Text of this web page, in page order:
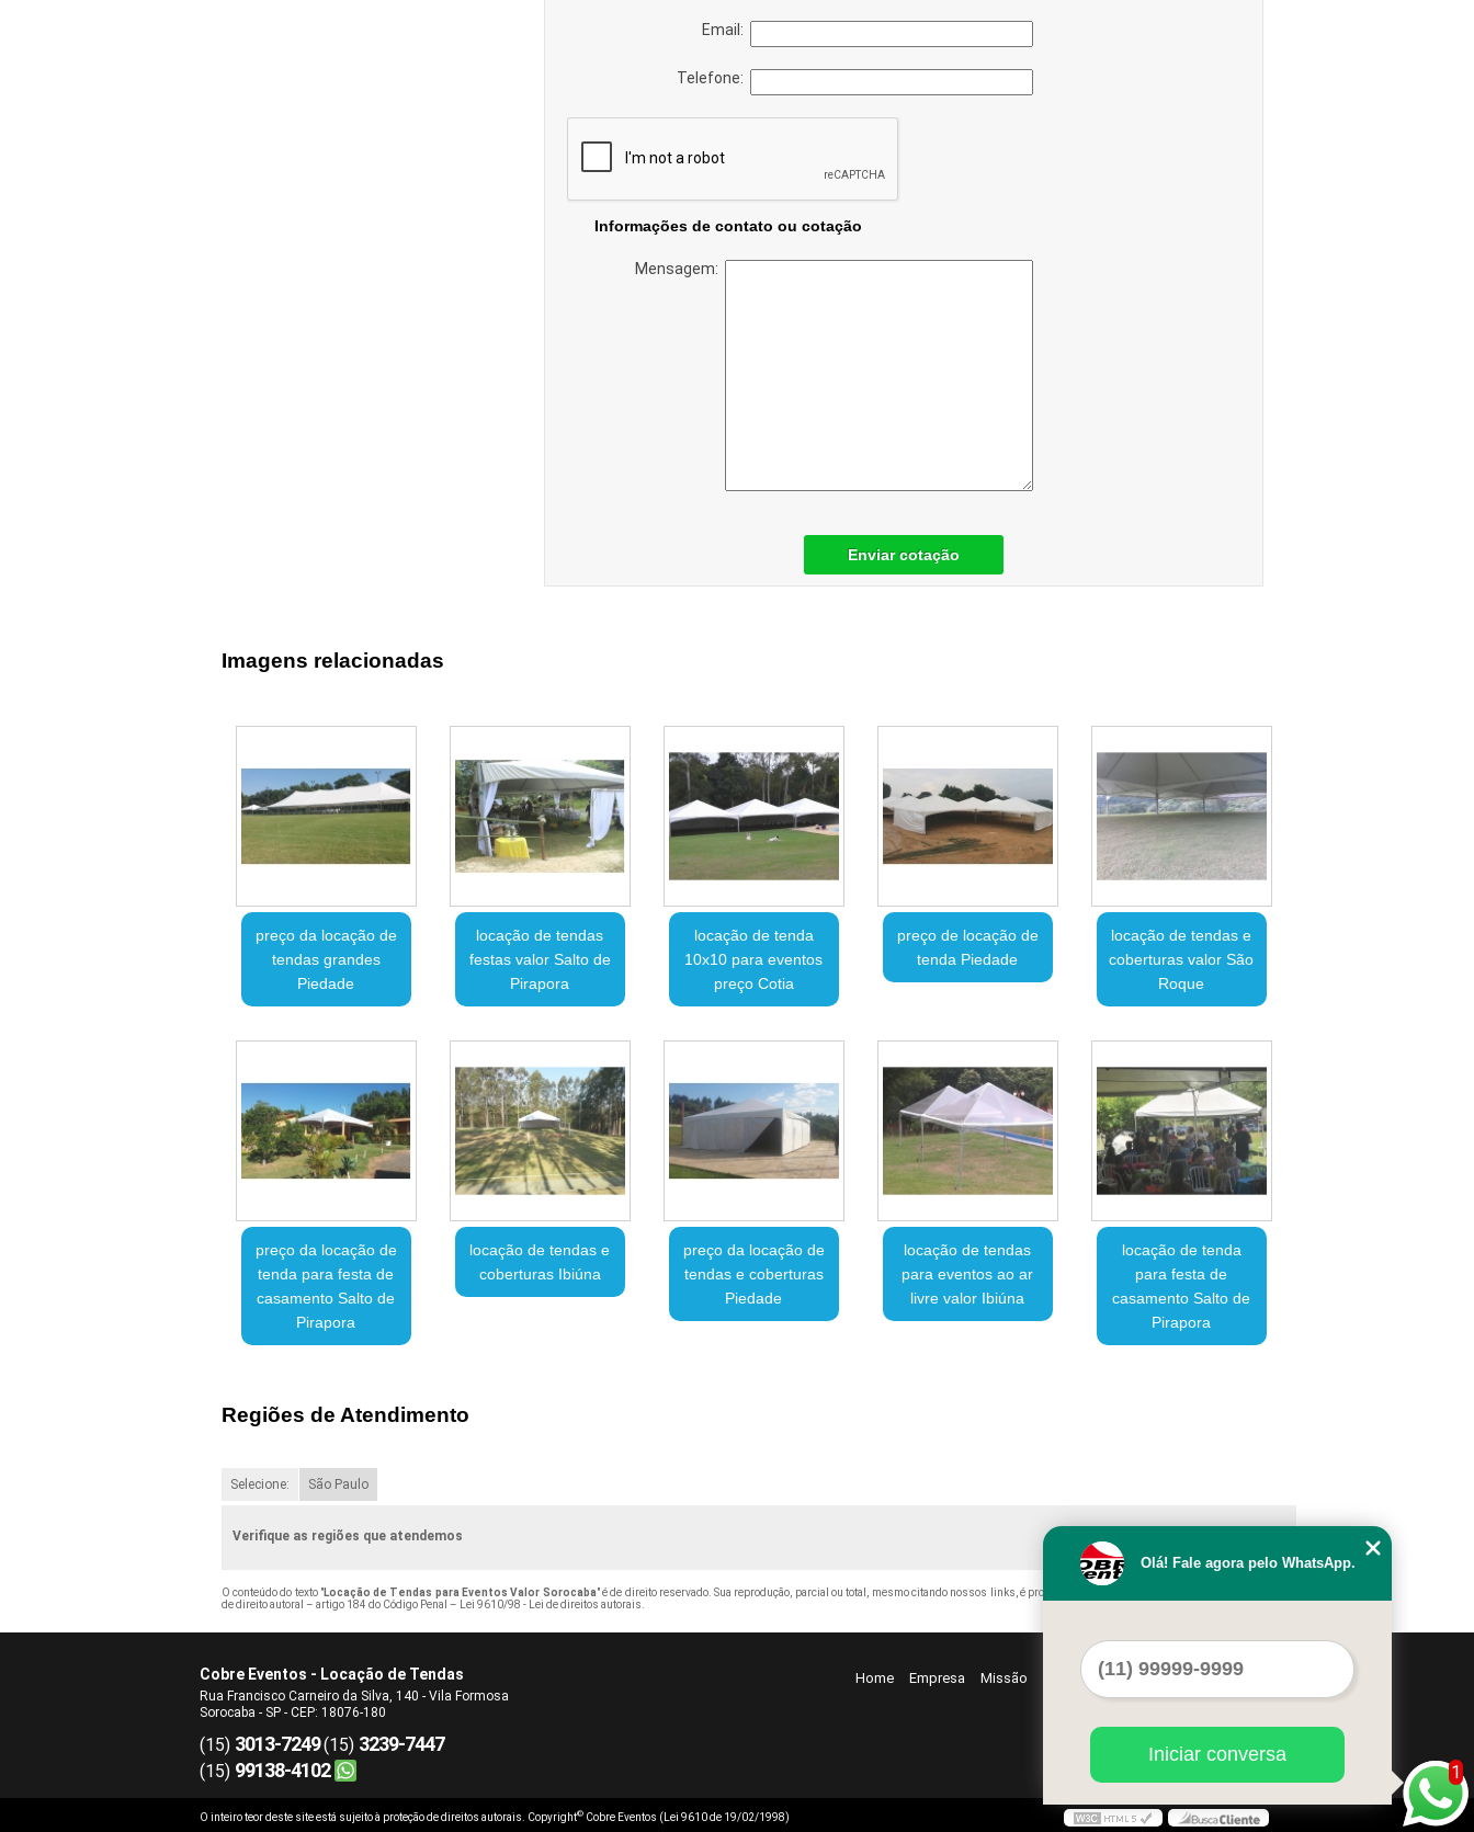
Email:
Telefone:
Informações de contato ou cotação
Mensagem:
Enviar cotação
Imagens relacionadas
preço da locação de
tendas grandes
Piedade
locação de tendas
festas valor Salto de
Pirapora
locação de tenda
10x10 para eventos
preço Cotia
preço de locação de
tenda Piedade
locação de tendas e
coberturas valor São
Roque
preço da locação de
tenda para festa de
casamento Salto de
Pirapora
locação de tendas e
coberturas Ibiúna
preço da locação de
tendas e coberturas
Piedade
locação de tendas
para eventos ao ar
livre valor Ibiúna
locação de tenda
para festa de
casamento Salto de
Pirapora
Regiões de Atendimento
Selecione: São Paulo
Verifique as regiões que atendemos
O conteúdo do texto "Locação de Tendas para Eventos Valor Sorocaba" é de direito reservado. Sua reprodução, parcial ou total, mesmo citando nossos links, é proibida sem a autorização do autor. Crime de violação
de direito autoral – artigo 184 do Código Penal – Lei 9610/98 - Lei de direitos autorais.
Cobre Eventos - Locação de Tendas
Rua Francisco Carneiro da Silva, 140 - Vila Formosa
Sorocaba - SP - CEP: 18076-180
(15) 3013-7249(15) 3239-7447
(15) 99138-4102
Home Empresa Missão Serviços Contato Mapa do site
O inteiro teor deste site está sujeito à proteção de direitos autorais. Copyright© Cobre Eventos (Lei 9610 de 19/02/1998)
1
Olá! Fale agora pelo WhatsApp.
Iniciar conversa